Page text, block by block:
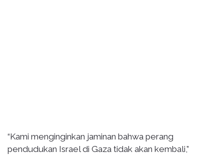
“Kami menginginkan jaminan bahwa perang
pendudukan Israel di Gaza tidak akan kembali,”